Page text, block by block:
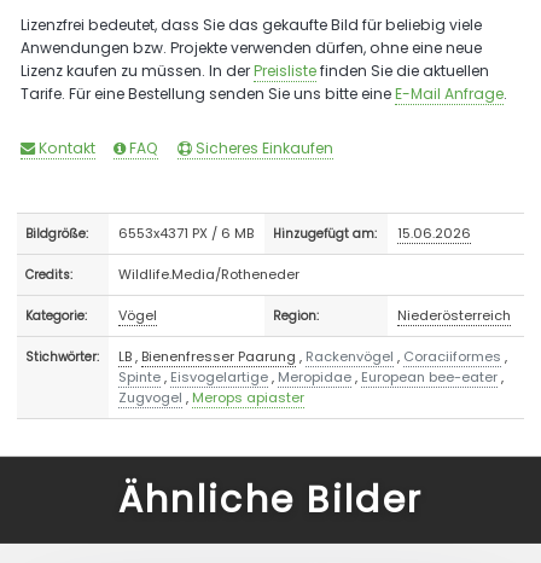
Lizenzfrei bedeutet, dass Sie das gekaufte Bild für beliebig viele
Anwendungen bzw. Projekte verwenden dürfen, ohne eine neue
Lizenz kaufen zu müssen. In derPreislistefinden Sie die aktuellen
Tarife. Für eine Bestellung senden Sie uns bitte eineE-Mail Anfrage.
Kontakt FAQ Sicheres Einkaufen
Bildgröße: 6553x4371 PX / 6 MB Hinzugefügt am: 15.06.2026
Credits: Wildlife.Media/Rotheneder
Kategorie: Vögel Region: Niederösterreich
Stichwörter: LB, Bienenfresser Paarung , Rackenvögel , Coraciiformes ,
Spinte, Eisvogelartige, Meropidae, European bee-eater,
Zugvogel , Merops apiaster
Ähnliche Bilder